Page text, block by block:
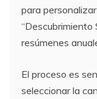
para
“Descubrimiento
resúmenes
El proceso es
seleccionar la